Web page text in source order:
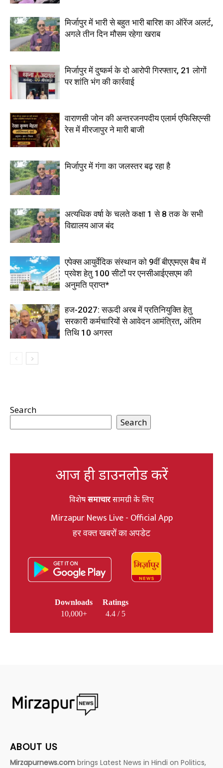
मिर्जापुर में भारी से बहुत भारी बारिश का ऑरेंज अलर्ट,
अगले तीन दिन मौसम रहेगा खराब
मिर्जापुर में दुष्कर्म के दो आरोपी गिरफ्तार, 21 लोगों
पर शांति भंग की कार्रवाई
वाराणसी जोन की अन्तरजनपदीय एलार्म एफिसिएन्सी
रेस में मीरजापुर ने मारी बाजी
मिर्जापुर में गंगा का जलस्तर बढ़ रहा है
अत्यधिक वर्षा के चलते कक्षा 1 से 8 तक के सभी
विद्यालय आज बंद
एपेक्स आयुर्वेदिक संस्थान को 9वीं बीएएमएस बैच में
प्रवेश हेतु 100 सीटों पर एनसीआईएसएम की
अनुमति प्राप्त*
हज-2027: सऊदी अरब में प्रतिनियुक्ति हेतु
सरकारी कर्मचारियों से आवेदन आमंत्रित, अंतिम
तिथि 10 अगस्त
Search
Search
आज ही डाउनलोड करें
विशेषसमाचारसामग्री के लिए
Mirzapur News Live - Official App
हर वक्त खबरों का अपडेट
Downloads
10,000+
Ratings
4.4 / 5
ABOUT US
Mirzapurnews.com brings Latest News in Hindi on Politics,